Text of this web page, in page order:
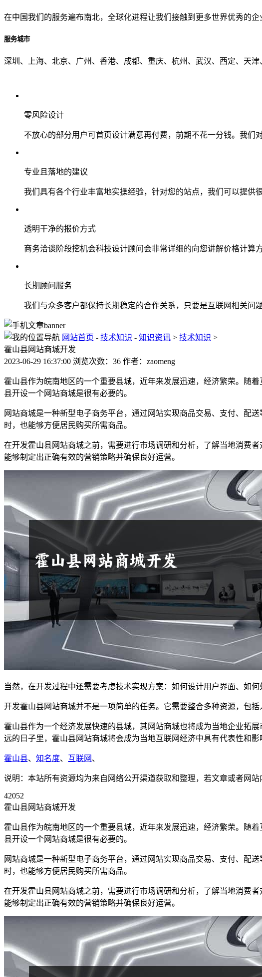
从哪里了解到我们？
在中国我们的服务遍布南北，全球化进程让我们接触到更多世界优秀的企
服务城市
深圳、上海、北京、广州、香港、成都、重庆、杭州、武汉、西定、天
零风险设计
不放心的部分用户可首页设计满意再付费，前期不花一分钱。我们
专业且落地的建议
我们具有各个行业丰富地实操经验，针对您的站点，我们可以提
透明干净的报价方式
商务洽谈阶段挖机会科技设计顾问会非常详细的向您讲解价格计
长期顾问服务
我们与众多客户都保持长期稳定的合作关系，只要是互联网相关
网站首页 - 技术知识 - 知识资讯 > 技术知识 >
霍山县网站商城开发
2023-06-29 16:37:00 浏览次数：36 作者：zaomeng
霍山县作为皖南地区的一个重要县城，近年来发展迅速，经济繁荣。随
县开设一个网站商城是很有必要的。
网站商城是一种新型电子商务平台，通过网站实现商品交易、支付、配
时，也能够方便居民购买所需商品。
在开发霍山县网站商城之前，需要进行市场调研和分析，了解当地消费
能够制定出正确有效的营销策略并确保良好运营。
当然，在开发过程中还需要考虑技术实现方案：如何设计用户界面、如
开发霍山县网站商城并不是一项简单的任务。它需要整合多种资源，包
霍山县作为一个经济发展快速的县城，其网站商城也将成为当地企业拓
远的日子里，霍山县网站商城将会成为当地互联网经济中具有代表性和影
霍山县、 知名度、 互联网 、
说明：本站所有资源均为来自网络公开渠道获取和整理，若文章或者网
42052
霍山县网站商城开发
霍山县作为皖南地区的一个重要县城，近年来发展迅速，经济繁荣。随
县开设一个网站商城是很有必要的。
网站商城是一种新型电子商务平台，通过网站实现商品交易、支付、配
时，也能够方便居民购买所需商品。
在开发霍山县网站商城之前，需要进行市场调研和分析，了解当地消费
能够制定出正确有效的营销策略并确保良好运营。